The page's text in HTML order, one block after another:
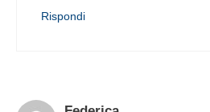
Rispondi